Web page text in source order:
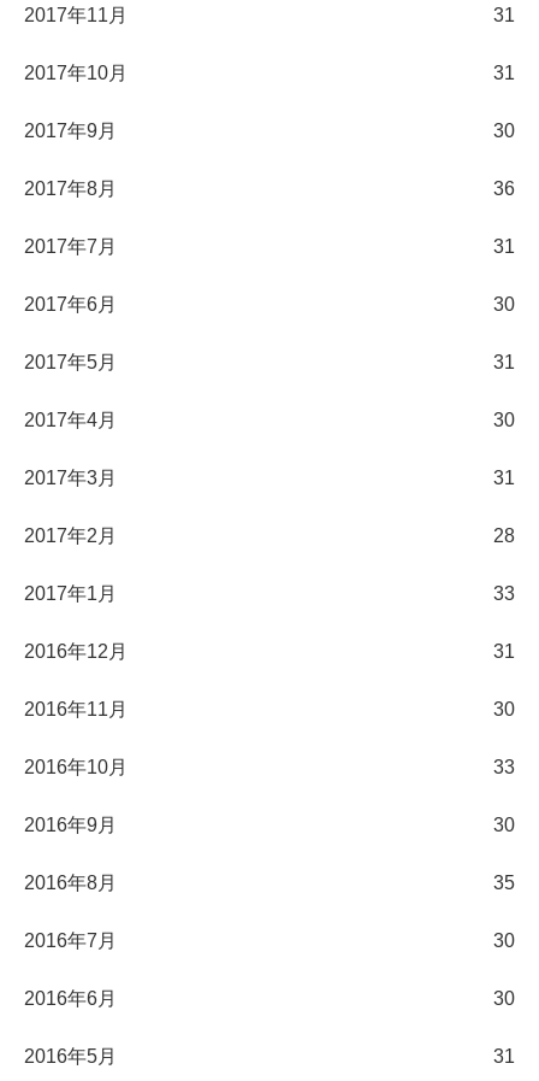
2017年11月 31
2017年10月 31
2017年9月 30
2017年8月 36
2017年7月 31
2017年6月 30
2017年5月 31
2017年4月 30
2017年3月 31
2017年2月 28
2017年1月 33
2016年12月 31
2016年11月 30
2016年10月 33
2016年9月 30
2016年8月 35
2016年7月 30
2016年6月 30
2016年5月 31